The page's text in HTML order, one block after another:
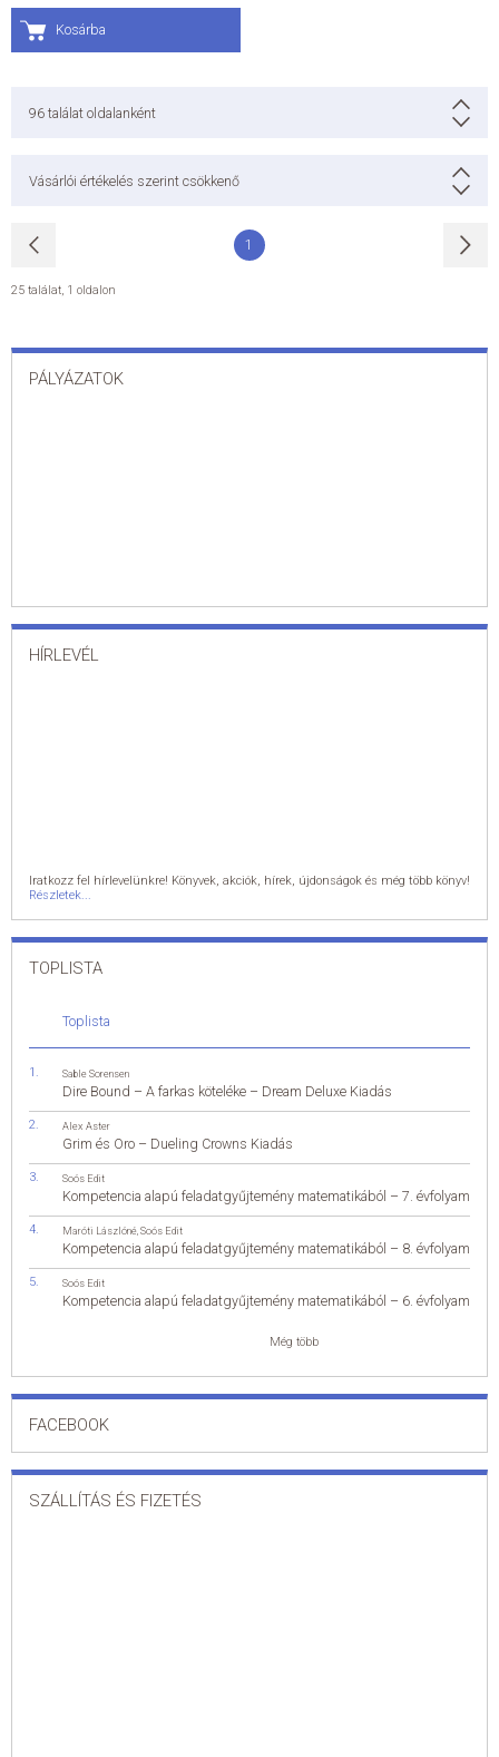
Kosárba
96 találat oldalanként
Vásárlói értékelés szerint csökkenő
1
25 találat, 1 oldalon
PÁLYÁZATOK
HÍRLEVÉL
Iratkozz fel hírlevelünkre! Könyvek, akciók, hírek, újdonságok és még több könyv!
Részletek...
TOPLISTA
Toplista
Sable Sorensen
Dire Bound – A farkas köteléke – Dream Deluxe Kiadás
Alex Aster
Grim és Oro – Dueling Crowns Kiadás
Soós Edit
Kompetencia alapú feladatgyűjtemény matematikából – 7. évfolyam
Maróti Lászlóné Soós Edit
Kompetencia alapú feladatgyűjtemény matematikából – 8. évfolyam
Soós Edit
Kompetencia alapú feladatgyűjtemény matematikából – 6. évfolyam
Még több
FACEBOOK
SZÁLLÍTÁS ÉS FIZETÉS